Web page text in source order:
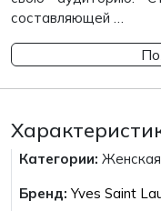
составляющей …
Категории:
Бренд: Yves Saint